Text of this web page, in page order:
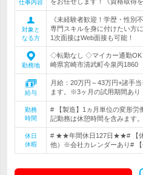
仕事内容
対象と
なる方
《未経験者歓迎！学歴・性別
専門スキルを身に付けたい方
1次面接はWeb面接も可能！
勤務地
◇転勤なし ◇マイカー通勤
崎県宮崎市清武町今泉丙1860
給与
月給：20万円～43万円+諸手
ます。※3ヶ月の試用期間あ
勤務
時間
# 【製造】1ヵ月単位の変形
記勤務は休憩時間を含みます
休日
休暇
# ★★年間休日127日★★# 【休
他）※会社カレンダーあり# 【